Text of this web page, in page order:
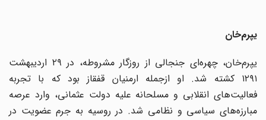
یپرم‌خان
یپرم‌خان، چهره‌ای جنجالی از روزگار مشروطه، در ۲۹ اردیبهشت
۱۲۹۱ کشته شد. او از‌جمله ارمنیان قفقاز بود که با تجربه‌
فعالیت‌های انقلابی و مسلحانه علیه دولت عثمانی، وارد عرصه‌
مبارزه‌های سیاسی و نظامی شد. در روسیه به جرم عضویت در